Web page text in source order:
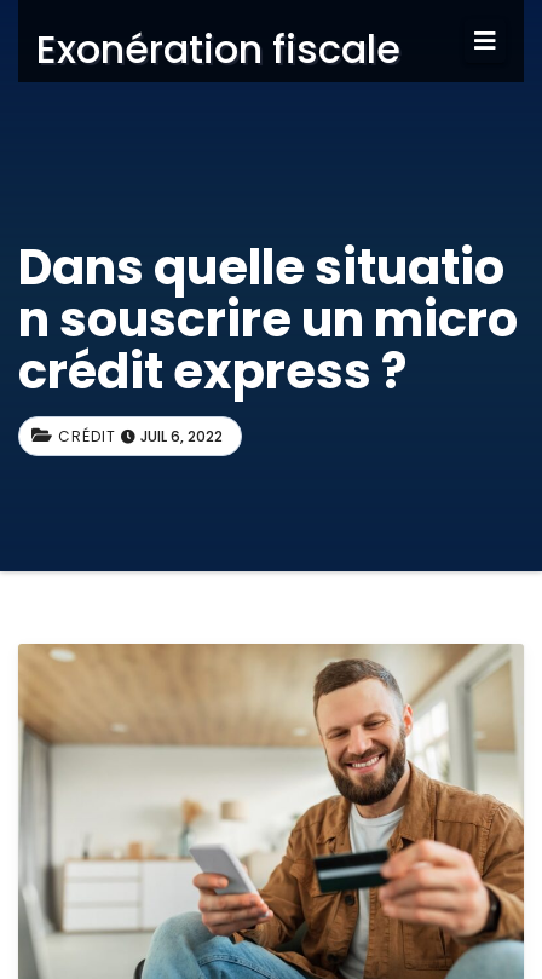
Exonération fiscale
Dans quelle situatio
n souscrire un micro
crédit express ?
CRÉDIT JUIL 6, 2022